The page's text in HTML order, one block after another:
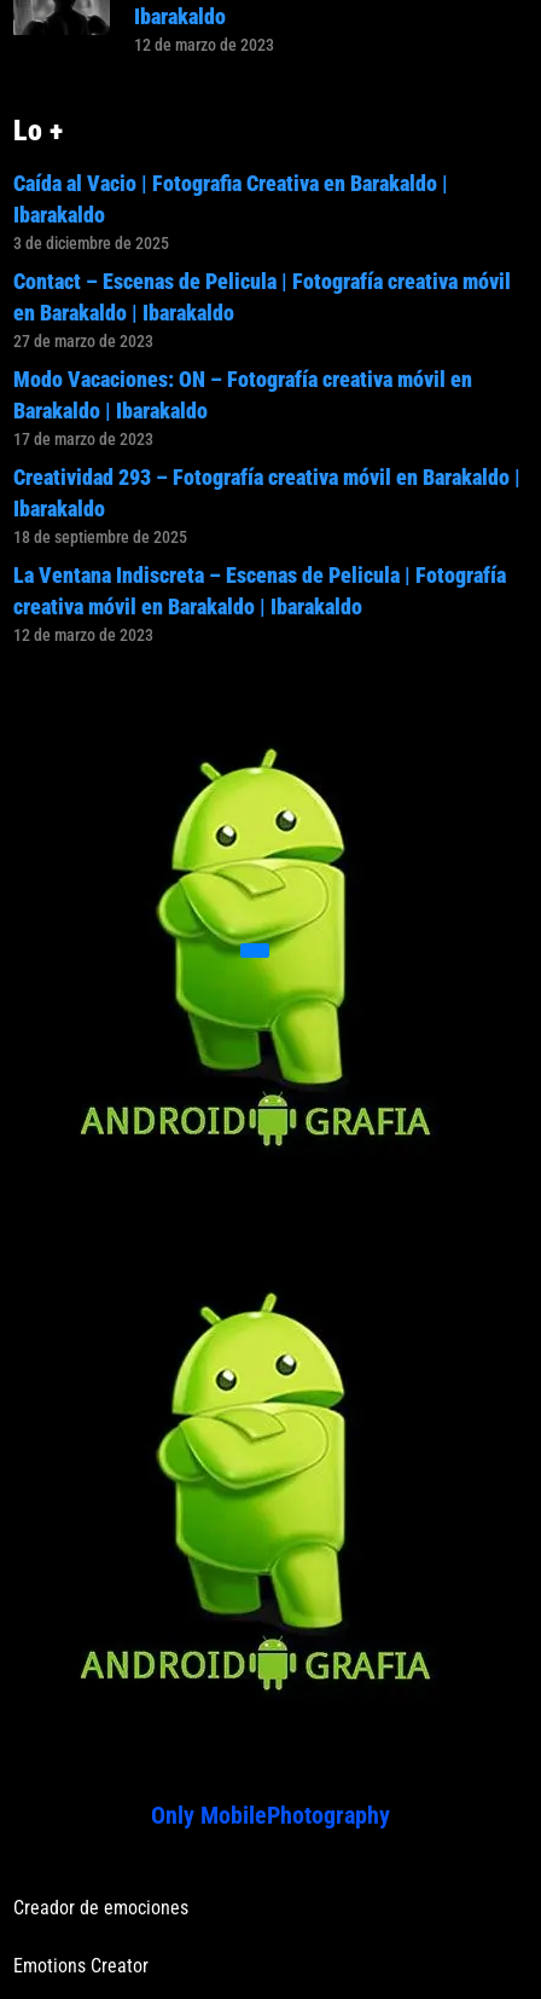
Ibarakaldo
12 de marzo de 2023
Lo +
Caída al Vacio | Fotografia Creativa en Barakaldo |
Ibarakaldo
3 de diciembre de 2025
Contact – Escenas de Pelicula | Fotografía creativa móvil
en Barakaldo | Ibarakaldo
27 de marzo de 2023
Modo Vacaciones: ON – Fotografía creativa móvil en
Barakaldo | Ibarakaldo
17 de marzo de 2023
Creatividad 293 – Fotografía creativa móvil en Barakaldo |
Ibarakaldo
18 de septiembre de 2025
La Ventana Indiscreta – Escenas de Pelicula | Fotografía
creativa móvil en Barakaldo | Ibarakaldo
12 de marzo de 2023
Only MobilePhotography
Creador de emociones
Emotions Creator